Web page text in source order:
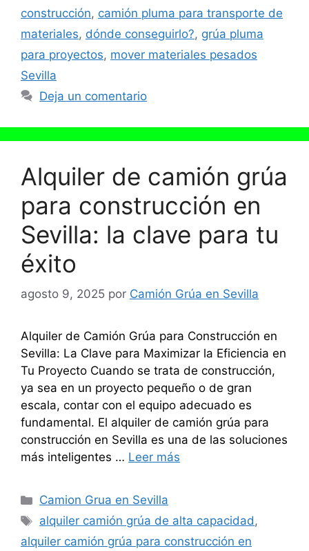
construcción, camión pluma para transporte de
materiales, dónde conseguirlo?, grúa pluma
para proyectos, mover materiales pesados
Sevilla
Deja un comentario
Alquiler de camión grúa
para construcción en
Sevilla: la clave para tu
éxito
agosto 9, 2025 por Camión Grúa en Sevilla
Alquiler de Camión Grúa para Construcción en
Sevilla: La Clave para Maximizar la Eficiencia en
Tu Proyecto Cuando se trata de construcción,
ya sea en un proyecto pequeño o de gran
escala, contar con el equipo adecuado es
fundamental. El alquiler de camión grúa para
construcción en Sevilla es una de las soluciones
más inteligentes … Leer más
Categorías
Camion Grua en Sevilla
Etiquetas
alquiler camión grúa de alta capacidad,
alquiler camión grúa para construcción en